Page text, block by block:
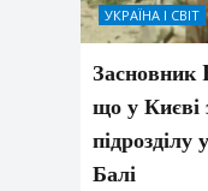
УКРАЇНА І СВІТ
Засновник
що у Києві
підрозділу
Балі